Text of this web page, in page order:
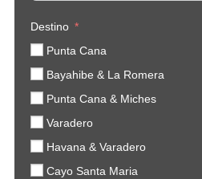
Destino
Punta Cana
Bayahibe & La Romera
Punta Cana & Miches
Varadero
Havana & Varadero
Cayo Santa Maria